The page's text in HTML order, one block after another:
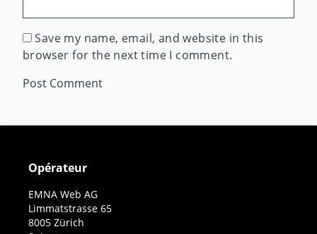
Save my name, email, and website in this
browser for the next time I comment.
Opérateur
EMNA Web AG
Limmatstrasse 65
8005 Zürich